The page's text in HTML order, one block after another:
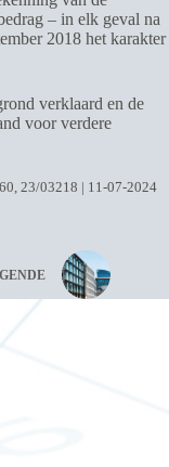
– in elk geval na
2018 het karakter
verklaard en de
voor verdere
23/03218 | 11-07-2024